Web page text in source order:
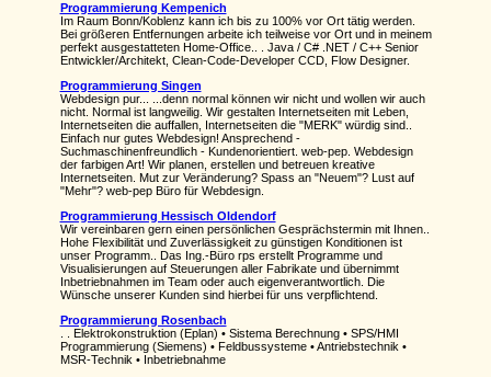
Programmierung Kempenich
Im Raum Bonn/Koblenz kann ich bis zu 100% vor Ort tätig werden.
Bei größeren Entfernungen arbeite ich teilweise vor Ort und in meinem
perfekt ausgestatteten Home-Office.. . Java / C# .NET / C++ Senior
Entwickler/Architekt, Clean-Code-Developer CCD, Flow Designer.
Programmierung Singen
Webdesign pur... ...denn normal können wir nicht und wollen wir auch
nicht. Normal ist langweilig. Wir gestalten Internetseiten mit Leben,
Internetseiten die auffallen, Internetseiten die "MERK" würdig sind..
Einfach nur gutes Webdesign! Ansprechend -
Suchmaschinenfreundlich - Kundenorientiert. web-pep. Webdesign
der farbigen Art! Wir planen, erstellen und betreuen kreative
Internetseiten. Mut zur Veränderung? Spass an "Neuem"? Lust auf
"Mehr"? web-pep Büro für Webdesign.
Programmierung Hessisch Oldendorf
Wir vereinbaren gern einen persönlichen Gesprächstermin mit Ihnen..
Hohe Flexibilität und Zuverlässigkeit zu günstigen Konditionen ist
unser Programm.. Das Ing.-Büro rps erstellt Programme und
Visualisierungen auf Steuerungen aller Fabrikate und übernimmt
Inbetriebnahmen im Team oder auch eigenverantwortlich. Die
Wünsche unserer Kunden sind hierbei für uns verpflichtend.
Programmierung Rosenbach
. . Elektrokonstruktion (Eplan) • Sistema Berechnung • SPS/HMI
Programmierung (Siemens) • Feldbussysteme • Antriebstechnik •
MSR-Technik • Inbetriebnahme